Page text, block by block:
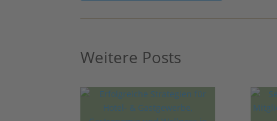
Weitere Posts